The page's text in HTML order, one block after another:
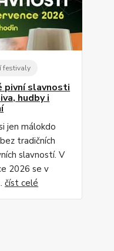
festivaly
pivní slavnosti
hudby i
jen málokdo
tradičních
slavností. V
2026 se v
číst celé